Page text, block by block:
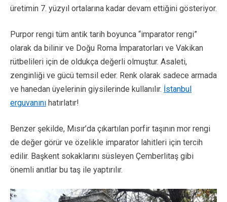
üretimin 7. yüzyıl ortalarına kadar devam ettiğini gösteriyor.
Purpor rengi tüm antik tarih boyunca “imparator rengi”
olarak da bilinir ve Doğu Roma İmparatorları ve Vakikan
rütbelileri için de oldukça değerli olmuştur. Asaleti,
zenginliği ve gücü temsil eder. Renk olarak sadece armada
ve hanedan üyelerinin giysilerinde kullanılır. İstanbul
erguvanını hatırlatır!
Benzer şekilde, Mısır’da çıkartılan porfir taşının mor rengi
de değer görür ve özelikle imparator lahitleri için tercih
edilir. Başkent sokaklarını süsleyen Çemberlitaş gibi
önemli anıtlar bu taş ile yaptırılır.